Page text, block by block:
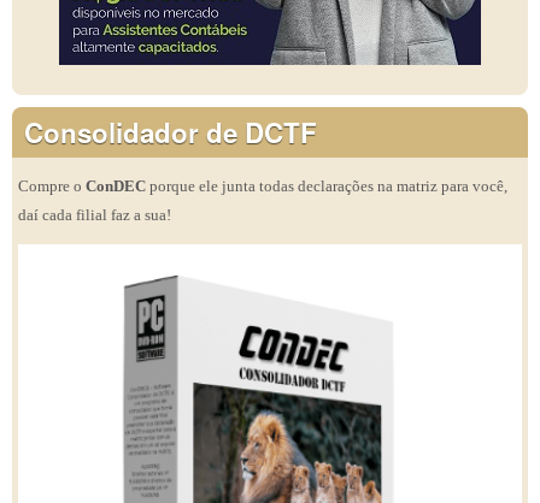
Consolidador de DCTF
Compre o ConDEC porque ele junta todas declarações na matriz para você,
daí cada filial faz a sua!